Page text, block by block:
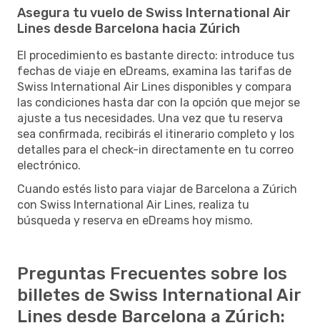
Asegura tu vuelo de Swiss International Air
Lines desde Barcelona hacia Zúrich
El procedimiento es bastante directo: introduce tus
fechas de viaje en eDreams, examina las tarifas de
Swiss International Air Lines disponibles y compara
las condiciones hasta dar con la opción que mejor se
ajuste a tus necesidades. Una vez que tu reserva
sea confirmada, recibirás el itinerario completo y los
detalles para el check-in directamente en tu correo
electrónico.
Cuando estés listo para viajar de Barcelona a Zúrich
con Swiss International Air Lines, realiza tu
búsqueda y reserva en eDreams hoy mismo.
Preguntas Frecuentes sobre los
billetes de Swiss International Air
Lines desde Barcelona a Zúrich: